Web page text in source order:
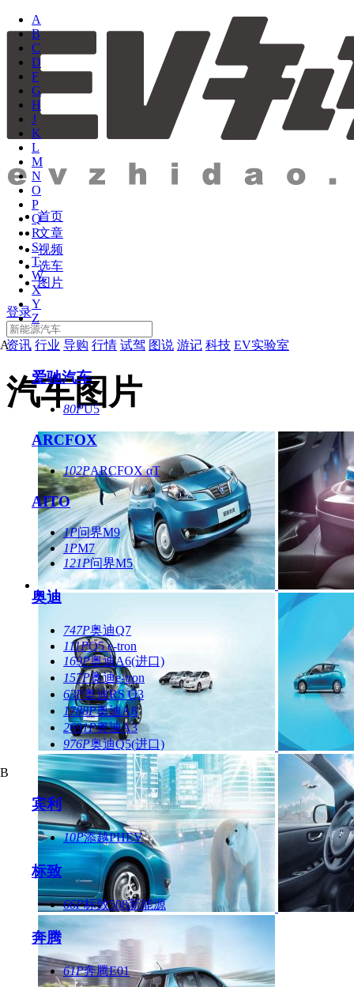
首页
文章
视频
选车
图片
登录
资讯 行业 导购 行情 试驾 图说 游记 科技 EV实验室
汽车图片
A
B
C
D
F
G
H
J
K
L
M
N
O
P
Q
R
S
T
W
X
Y
Z
A
爱驰汽车
80PU5
ARCFOX
102PARCFOX αT
AITO
1P问界M9
1PM7
121P问界M5
奥迪
747P奥迪Q7
111PQ5 e-tron
169P奥迪A6(进口)
157P奥迪e-tron
63P奥迪RS Q3
1788P奥迪A8
2691P奥迪A3
976P奥迪Q5(进口)
B
宾利
10P添越PHEV
标致
66P标致508新能源
奔腾
61P奔腾E01